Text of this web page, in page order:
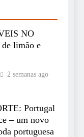
NO
limão e
2 semanas ago
Portugal
– um novo
portuguesa